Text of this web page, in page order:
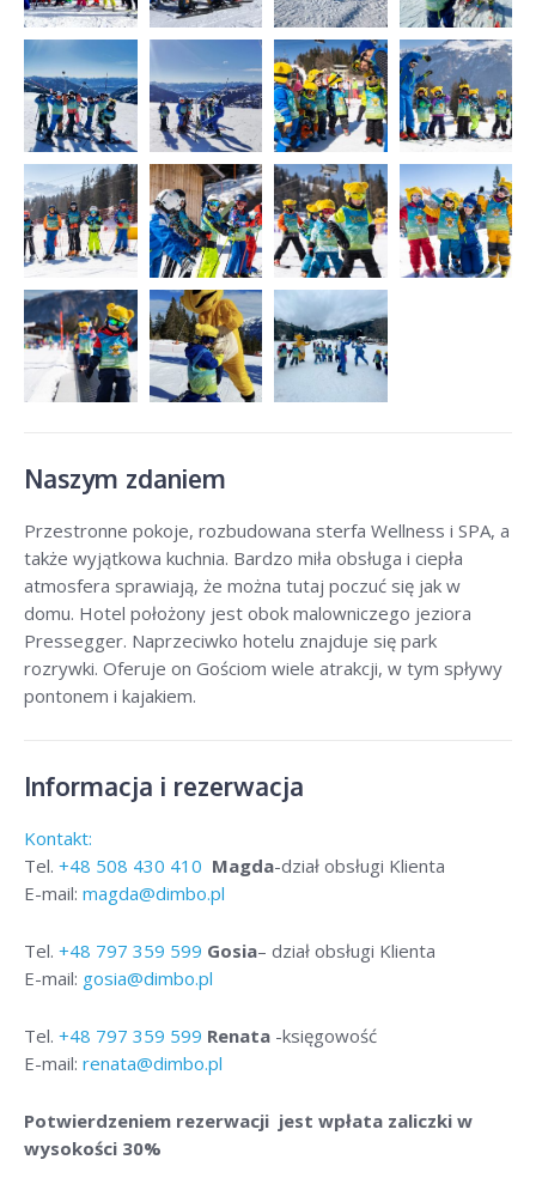
Naszym zdaniem
Przestronne pokoje, rozbudowana sterfa Wellness i SPA, a
także wyjątkowa kuchnia. Bardzo miła obsługa i ciepła
atmosfera sprawiają, że można tutaj poczuć się jak w
domu. Hotel położony jest obok malowniczego jeziora
Pressegger. Naprzeciwko hotelu znajduje się park
rozrywki. Oferuje on Gościom wiele atrakcji, w tym spływy
pontonem i kajakiem.
Informacja i rezerwacja
Kontakt:
Tel. +48 508 430 410 Magda-dział obsługi Klienta
E-mail: magda@dimbo.pl
Tel. +48 797 359 599 Gosia– dział obsługi Klienta
E-mail: gosia@dimbo.pl
Tel. +48 797 359 599 Renata -księgowość
E-mail: renata@dimbo.pl
Potwierdzeniem rezerwacji jest wpłata zaliczki w
wysokości 30%